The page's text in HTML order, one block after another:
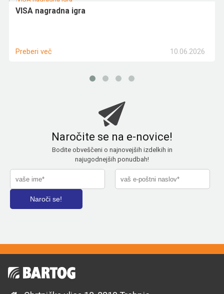
VISA nagradna igra
10.06.2026
Preberi več
Naročite se na e-novice!
Bodite obveščeni o najnovejših izdelkih in
najugodnejših ponudbah!